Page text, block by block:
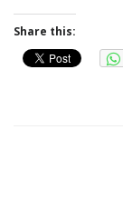
Share this: